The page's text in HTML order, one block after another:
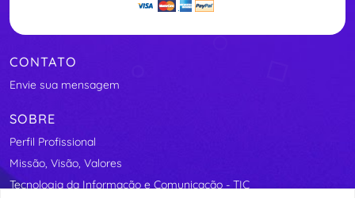
CONTATO
Envie sua mensagem
SOBRE
Perfil Profissional
Missão, Visão, Valores
Tecnologia da Informação e Comunicação - TIC